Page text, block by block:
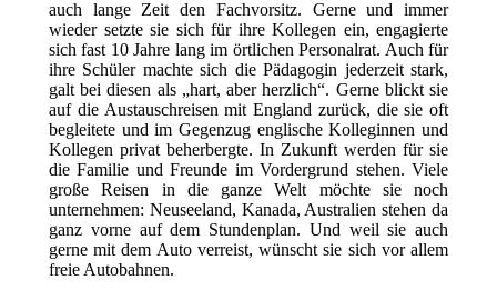
auch lange Zeit den Fachvorsitz. Gerne und immer
wieder setzte sie sich für ihre Kollegen ein, engagierte
sich fast 10 Jahre lang im örtlichen Personalrat. Auch für
ihre Schüler machte sich die Pädagogin jederzeit stark,
galt bei diesen als „hart, aber herzlich“. Gerne blickt sie
auf die Austauschreisen mit England zurück, die sie oft
begleitete und im Gegenzug englische Kolleginnen und
Kollegen privat beherbergte. In Zukunft werden für sie
die Familie und Freunde im Vordergrund stehen. Viele
große Reisen in die ganze Welt möchte sie noch
unternehmen: Neuseeland, Kanada, Australien stehen da
ganz vorne auf dem Stundenplan. Und weil sie auch
gerne mit dem Auto verreist, wünscht sie sich vor allem
freie Autobahnen.